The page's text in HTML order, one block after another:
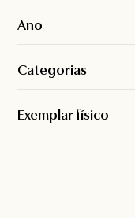
Ano
Categorias
Exemplar físico